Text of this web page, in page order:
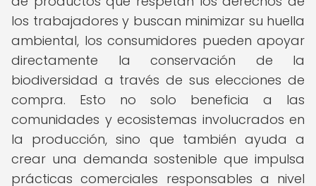
los trabajadores y buscan minimizar su huella
ambiental, los consumidores pueden apoyar
directamente la conservación de la
biodiversidad a través de sus elecciones de
compra. Esto no solo beneficia a las
comunidades y ecosistemas involucrados en
la producción, sino que también ayuda a
crear una demanda sostenible que impulsa
prácticas comerciales responsables a nivel